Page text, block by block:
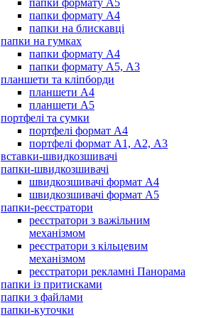
папки формату А5
папки формату А4
папки на блискавці
папки на гумках
папки формату А4
папки формату А5, А3
планшети та кліпборди
планшети А4
планшети А5
портфелі та сумки
портфелі формат А4
портфелі формат А1, А2, А3
вставки-швидкозшивачі
папки-швидкозшивачі
швидкозшивачі формат А4
швидкозшивачі формат А5
папки-реєстратори
реєстратори з важільним
механізмом
реєстратори з кільцевим
механізмом
реєстратори рекламні Панорама
папки із притисками
папки з файлами
папки-куточки